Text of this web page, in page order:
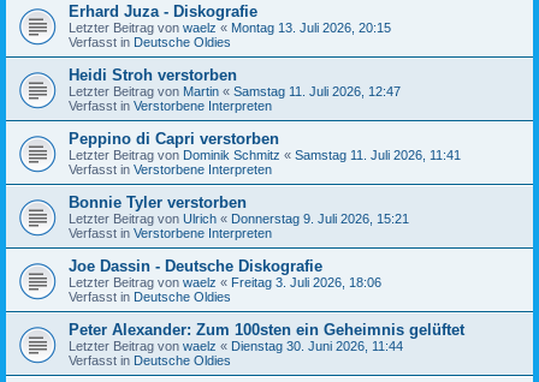
Erhard Juza - Diskografie
Letzter Beitrag von waelz « Montag 13. Juli 2026, 20:15
Verfasst in Deutsche Oldies
Heidi Stroh verstorben
Letzter Beitrag von Martin « Samstag 11. Juli 2026, 12:47
Verfasst in Verstorbene Interpreten
Peppino di Capri verstorben
Letzter Beitrag von Dominik Schmitz « Samstag 11. Juli 2026, 11:41
Verfasst in Verstorbene Interpreten
Bonnie Tyler verstorben
Letzter Beitrag von Ulrich « Donnerstag 9. Juli 2026, 15:21
Verfasst in Verstorbene Interpreten
Joe Dassin - Deutsche Diskografie
Letzter Beitrag von waelz « Freitag 3. Juli 2026, 18:06
Verfasst in Deutsche Oldies
Peter Alexander: Zum 100sten ein Geheimnis gelüftet
Letzter Beitrag von waelz « Dienstag 30. Juni 2026, 11:44
Verfasst in Deutsche Oldies